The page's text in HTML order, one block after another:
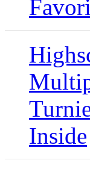
Inside